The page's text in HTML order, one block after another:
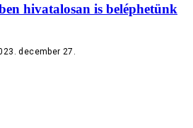
hivatalosan is beléphetünk
december 27.